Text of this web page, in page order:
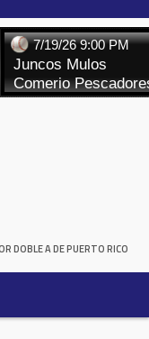
DOBLE A DE PUERTO RICO